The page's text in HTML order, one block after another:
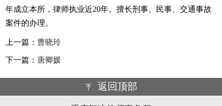
年成立本所，律师执业近20年。擅长刑事、民事、交通事故
案件的办理。
上一篇：曹晓玲
下一篇： 唐卿媛
返回顶部